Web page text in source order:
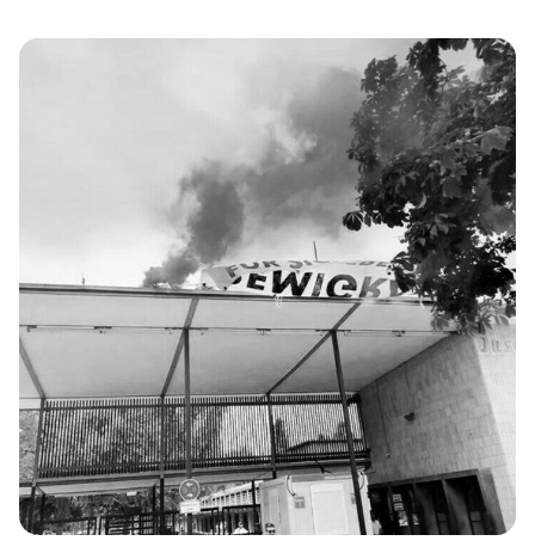
Siedlungshotspots in Niedersachsen und fragte sich: Wer
sind die Kinder, die in den Lagern mit militärischem Drill
zu guten Germanen erzogen werden – und was wird aus
ihnen? Die Antwort hingegen stößt gerne auf
Abwehrreaktionen und Verharmlosung, denn: Sie […]